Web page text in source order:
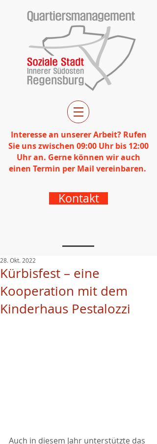
Interesse an unserer Arbeit? Rufen
Sie uns zwischen 09:00 Uhr bis 12:00
Uhr an. Gerne können wir auch
einen Termin per Mail vereinbaren.
Kontakt
Kürbisfest – eine
Kooperation mit dem
Kinderhaus Pestalozzi
28. Okt. 2022
Auch in diesem Jahr unterstützte das